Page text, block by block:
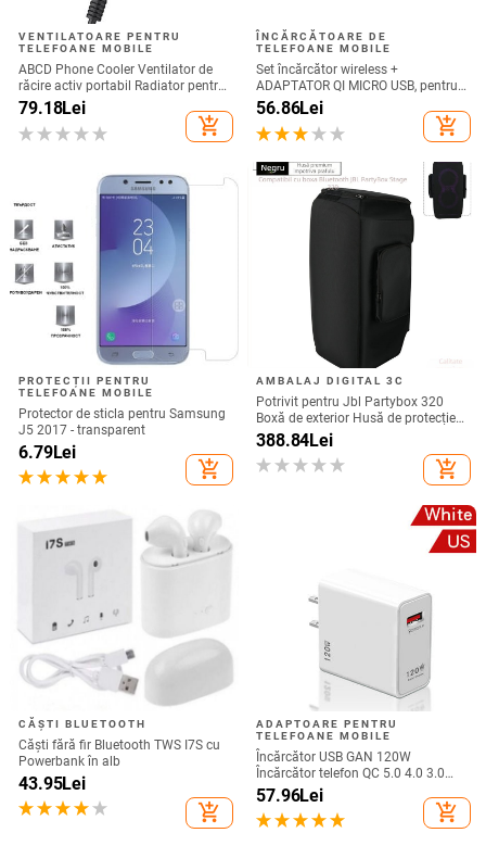
VENTILATOARE PENTRU
TELEFOANE MOBILE
ABCD Phone Cooler Ventilator de
răcire activ portabil Radiator pentru
telefon mobil pentru jocuri
79.18Lei
add_shopping_cart
ÎNCĂRCĂTOARE DE
TELEFOANE MOBILE
Set încărcător wireless +
ADAPTATOR QI MICRO USB, pentru
telefon + receptor wireless Qi cu
micro USB-culoare neagră
56.86Lei
add_shopping_cart
PROTECȚII PENTRU
TELEFOANE MOBILE
Protector de sticla pentru Samsung
J5 2017 - transparent
6.79Lei
add_shopping_cart
AMBALAJ DIGITAL 3C
Potrivit pentru Jbl Partybox 320
Boxă de exterior Husă de protecție
Stage 320 Audio Trolley Carcasă
anti-praf Husă
388.84Lei
add_shopping_cart
CĂȘTI BLUETOOTH
Căști fără fir Bluetooth TWS I7S cu
Powerbank în alb
43.95Lei
add_shopping_cart
ADAPTOARE PENTRU
TELEFOANE MOBILE
Încărcător USB GAN 120W
Încărcător telefon QC 5.0 4.0 3.0
Adaptor de încărcare rapidă pentru
iPhone 14 13 12 Samsung Huawei
realme încărcător usb
57.96Lei
add_shopping_cart